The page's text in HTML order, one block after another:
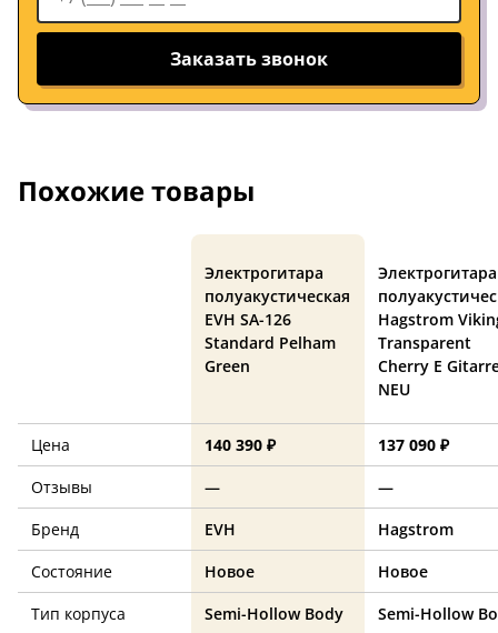
Заказать звонок
Похожие товары
Электрогитара
полуакустическая
EVH SA-126
Standard Pelham
Green
Электрогитара
Hagstrom
Transparent
Cherry E
NEU
Цена 140 390 ₽
137 090 ₽
Отзывы
—
—
Бренд
EVH
Hagstrom
Состояние
Новое
Новое
Тип корпуса
Semi-Hollow Body Semi-Hollow